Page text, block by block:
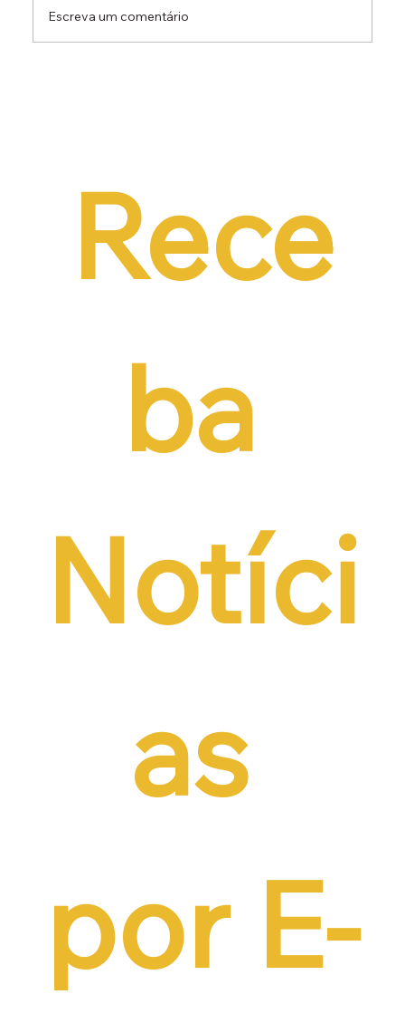
Escreva um comentário
Rece
ba
Notíci
as
por E-